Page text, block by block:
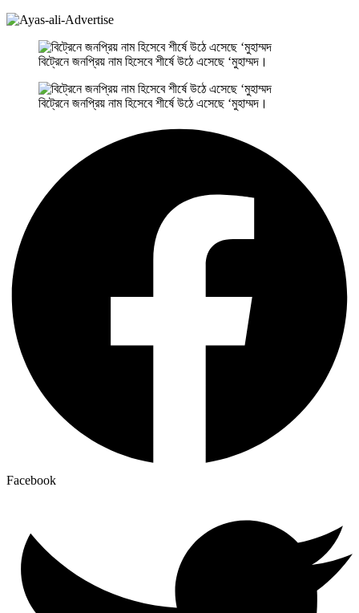
বিট্রেনে জনপ্রিয় নাম হিসেবে শীর্ষে উঠে এসেছে ‘মুহাম্মদ।
বিট্রেনে জনপ্রিয় নাম হিসেবে শীর্ষে উঠে এসেছে ‘মুহাম্মদ।
Facebook